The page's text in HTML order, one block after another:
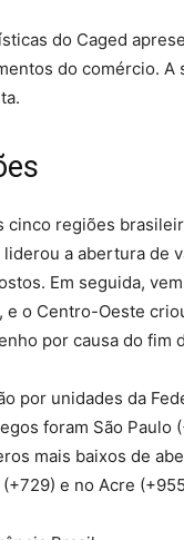
do Caged
do comércio.
cinco regiões
liderou a abertura de
Em seguida,
e o Centro-Oeste
por causa do fim
por unidades da
foram São Paulo
mais baixos de
(+729) e no Acre